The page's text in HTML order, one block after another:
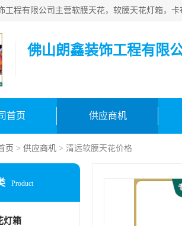
佛山朗鑫装饰工程有限
首页 供应商机
页 > 供应商机 > 清远软膜天花价格
Product
灯箱